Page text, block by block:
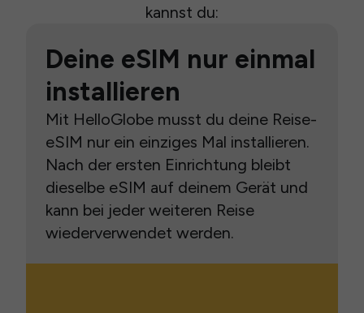
kannst du:
Deine eSIM nur einmal
installieren
Mit HelloGlobe musst du deine Reise-
eSIM nur ein einziges Mal installieren.
Nach der ersten Einrichtung bleibt
dieselbe eSIM auf deinem Gerät und
kann bei jeder weiteren Reise
wiederverwendet werden.